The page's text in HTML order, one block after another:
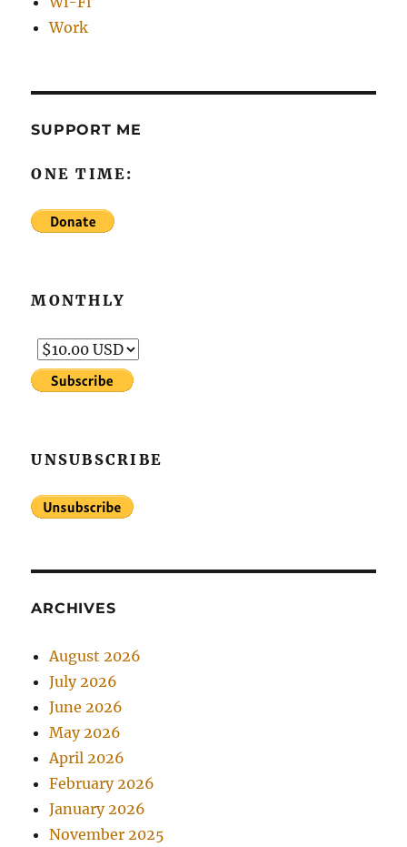
Work
SUPPORT ME
ONE TIME:
MONTHLY
UNSUBSCRIBE
ARCHIVES
August 2026
July 2026
June 2026
May 2026
April 2026
February 2026
January 2026
November 2025